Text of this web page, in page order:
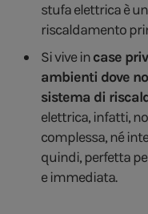
stufa elettrica è
riscaldamento
Si vive incase
ambienti dove
sistema di
elettrica, infatti,
complessa, né
quindi, perfetta
e immediata.